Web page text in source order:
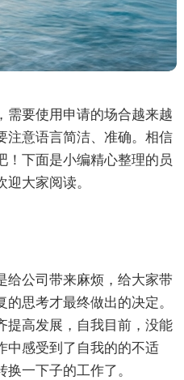
需要使用申请的场合越来越
注意语言简洁、准确。相信
！下面是小编精心整理的员
大家阅读。
给公司带来麻烦，给大家带
思考才最终做出的决定。
提高发展，自我目前，没能
中感受到了自我的的不适
一下子的工作了。